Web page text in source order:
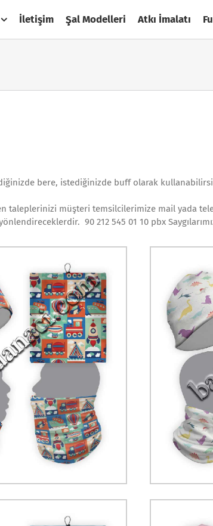
İletişim Şal Modelleri Atkı İmalatı
bere, istediğinizde buff olarak
taleplerinizi müşteri temsilcilerimize mail yada
90 212 545 01 10 pbx